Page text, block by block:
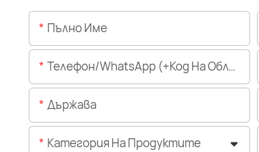
Пълно Име
Телефон/WhatsApp (+Код На Областта)
Държава
Категория На Продуктите